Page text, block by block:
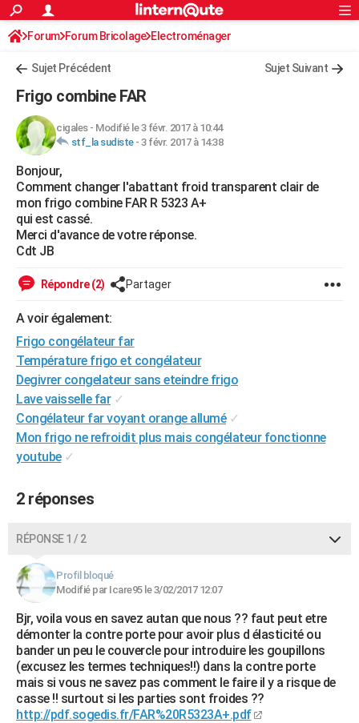
ACTUALITÉS
Politique
Société
Faits Divers
Education
Monde
Villes
+
FINANCE
Retraite
Impôts
Epargne
Immobilier
Risques naturels par ville
Banque
Assurance
Crédit
AUTO
Essais
Réserver un essai
Citadines
Berlines
SUV
Forum auto
+HIGH-TECH
Mobiles
Meilleur smartphone
Internet
Ordinateurs
Jeux vidéo
Guide high-tech
+BRICOLAGE
Forum
Aménagement intérieur
Extérieur
Cuisine
Salle de bains
Jardinage
Rangement
WEEK-END
Guides de France
Escapades
Patrimoine
Expositions
Musées
Week-end nature
LIFESTYLE
SANTE
Alimentation
Guide de la santé
Maladies
Médicaments
Sommeil
VOYAGE
Destinations
City break
Voyage nature
Voyage de noces
Forum
Climat
+PHOTO
GUIDES D'ACHAT
BONS PLANS
Carte de Noël
Carte Bonne année
Carte Saint-Valentin
Carte Pâques
Carte d'anniversaire
DICTIONNAIRE
Dictionnaire
Biographies
Citations
Expressions
Proverbes
PROGRAMME TV
COPAINS D'AVANT
S'inscrire
Se connecter
Lycées
Collèges
Primaires
Universités
Entreprises
Service militaire
Avis de recherche
AVIS DE DÉCÈS
FORUM
Bricolage
Lifestyle
Culture
Sport
Auto
Television
Voyage
Cinema
S'inscrire
Connexion
Forum Forum Bricolage Electroménager
Sujet Précédent Sujet Suivant
Frigo combine FAR
cigales- Modifié le 3 févr. 2017 à 10:44
stf_la sudiste- 3 févr. 2017 à 14:38
Bonjour,
Comment changer l'abattant froid transparent clair de
mon frigo combine FAR R 5323 A+
qui est cassé.
Merci d'avance de votre réponse.
Cdt JB
Répondre (2) Partager
A voir également:
Frigo congélateur far
Température frigo et congélateur
Degivrer congelateur sans eteindre frigo
Lave vaisselle far ✓
Congélateur far voyant orange allumé ✓
Mon frigo ne refroidit plus mais congélateur fonctionne
youtube ✓
2 réponses
RÉPONSE 1 / 2
Profil bloqué
Modifié par Icare95 le 3/02/2017 12:07
Bjr, voila vous en savez autan que nous ?? faut peut etre
démonter la contre porte pour avoir plus d élasticité ou
bander un peu le couvercle pour introduire les goupillons
(excusez les termes techniques!!) dans la contre porte
mais si vous ne savez pas comment le faire il y a risque de
casse !! surtout si les parties sont froides ??
http://pdf.sogedis.fr/FAR%20R5323A+.pdf